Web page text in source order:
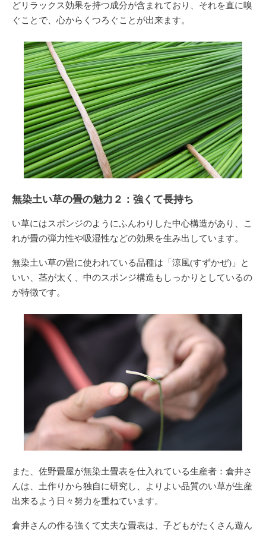
どリラックス効果を持つ成分が含まれており、それを直に嗅
ぐことで、心からくつろぐことが出来ます。
無染土い草の畳の魅力２：強くて長持ち
い草にはスポンジのようにふんわりした中心構造があり、こ
れが畳の弾力性や吸湿性などの効果を生み出しています。
無染土い草の畳に使われている品種は「涼風(すずかぜ)」と
いい、茎が太く、中のスポンジ構造もしっかりとしているの
が特徴です。
また、佐野畳屋が無染土畳表を仕入れている生産者：倉井さ
んは、土作りから独自に研究し、よりよい品質のい草が生産
出来るよう日々努力を重ねています。
倉井さんの作る強くて丈夫な畳表は、子どもがたくさん遊ん